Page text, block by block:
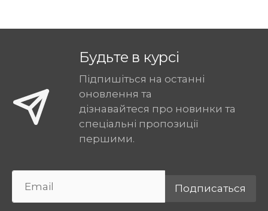
Будьте в курсі
Підпишіться на останні
оновлення та
дізнавайтеся про новинки та
спеціальні пропозиції
першими.
Подписаться